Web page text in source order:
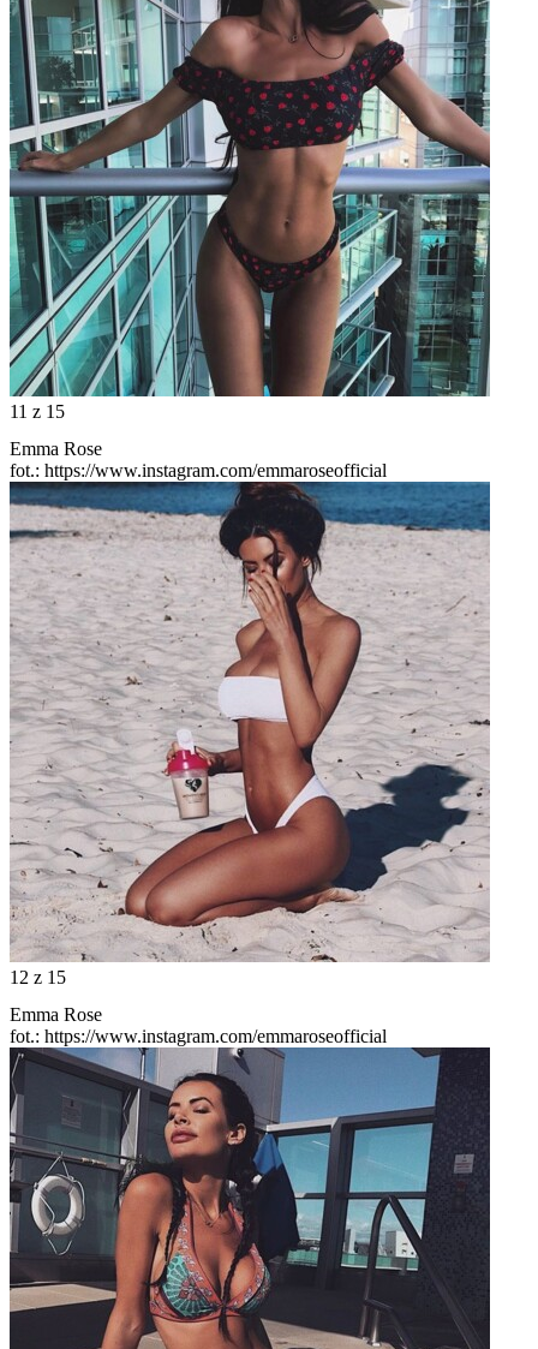
11 z 15
Emma Rose
fot.: https://www.instagram.com/emmaroseofficial
12 z 15
Emma Rose
fot.: https://www.instagram.com/emmaroseofficial